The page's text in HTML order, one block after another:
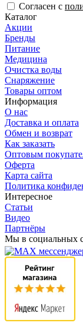
Согласен с
Каталог
Акции
Бренды
Питание
Медицина
Очистка воды
Снаряжение
Товары оптом
Информация
О нас
Доставка и оплата
Обмен и возврат
Как заказать
Оптовым
Оферта
Карта сайта
Политика
Интересное
Статьи
Видео
Партнёры
Мы в социальных